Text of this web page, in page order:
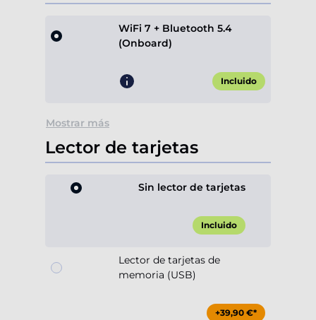
WiFi 7 + Bluetooth 5.4
(Onboard)
Incluido
Mostrar más
Lector de tarjetas
Sin lector de tarjetas
Incluido
Lector de tarjetas de
memoria (USB)
+39,90 €*